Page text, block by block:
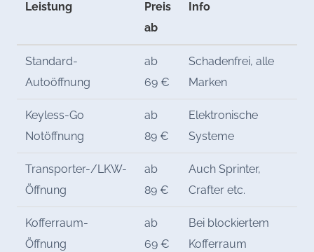
Leistung
Preis
ab
Info
Standard-
Autoöffnung
ab
69 €
Schadenfrei, alle
Marken
Keyless-Go
Notöffnung
ab
89 €
Elektronische
Systeme
Transporter-/LKW-
Öffnung
ab
89 €
Auch Sprinter,
Crafter etc.
Kofferraum-
Öffnung
ab
69 €
Bei blockiertem
Kofferraum